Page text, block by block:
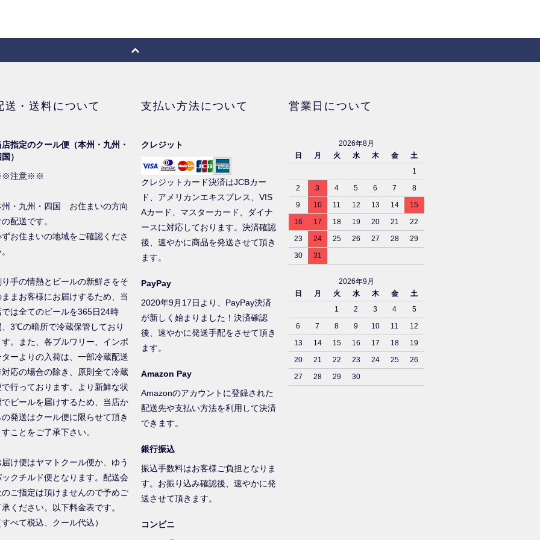
送・送料について
指定のクール便（本州・九州・
）
注意※※
州・九州・四国 お住まいの方向
配送です。
ずお住まいの地域をご確認くださ
り手の情熱とビールの新鮮さをそ
ままお客様にお届けするため、当
では全てのビールを365日24時
、3℃の暗所で冷蔵保管しており
す。また、各ブルワリー、インポ
ターよりの入荷は、一部冷蔵配送
対応の場合の除き、原則全て冷蔵
で行っております。より新鮮な状
でビールを届けするため、当店か
の発送はクール便に限らせて頂き
ことをご了承下さい。
届け便はヤマトクール便か、ゆう
ックチルド便となります。配送会
のご指定は頂けませんので予めご
ください。以下料金表です。
べて税込、クール代込）
支払い方法について
クレジット
クレジットカード決済はJCBカー
ド、アメリカンエキスプレス、VIS
Aカード、マスターカード、ダイナ
ースに対応しております。決済確認
後、速やかに商品を発送させて頂き
ます。
PayPay
2020年9月17日より、PayPay決済
が新しく始まりました！決済確認
後、速やかに発送手配をさせて頂き
ます。
Amazon Pay
Amazonのアカウントに登録された
配送先や支払い方法を利用して決済
できます。
銀行振込
振込手数料はお客様ご負担となりま
す。お振り込み確認後、速やかに発
送させて頂きます。
コンビニ
営業日について
2026年8月
日
月 火 水 木 金
土
1
2
3 4 5 6 7
8
9
10 11 12 13 14
15
16
17 18 19 20 21
22
23
24 25 26 27 28
29
30
31
2026年9月
日
月 火 水 木 金
土
1
2 3 4
5
6
7 8 9 10 11
12
13
14 15 16 17 18
19
20
21 22 23 24 25
26
27
28 29 30